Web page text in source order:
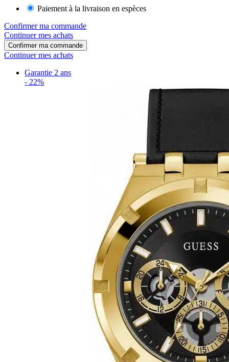
Paiement à la livraison en espèces
Confirmer ma commande
Continuer mes achats
Confirmer ma commande
Continuer mes achats
Garantie 2 ans
- 22%